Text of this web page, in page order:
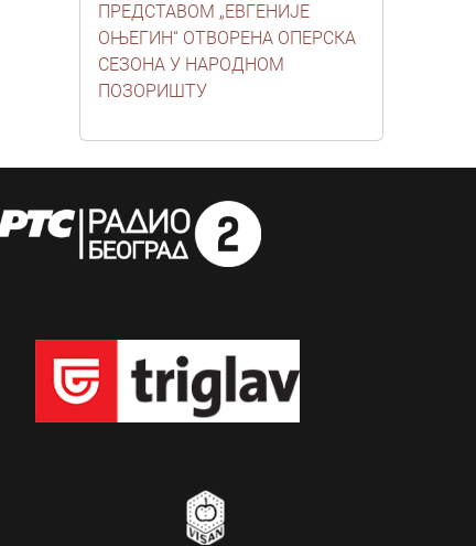
ПРЕДСТАВОМ „ЕВГЕНИЈЕ
ОЊЕГИН“ ОТВОРЕНА ОПЕРСКА
СЕЗОНА У НАРОДНОМ
ПОЗОРИШТУ